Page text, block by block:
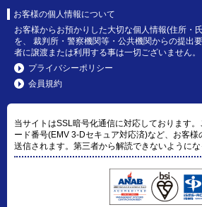
お客様の個人情報について
お客様からお預かりした大切な個人情報(住所・
を、 裁判所・警察機関等・公共機関からの提出
者に譲渡または利用する事は一切ございません。
プライバシーポリシー
会員規約
当サイトはSSL暗号化通信に対応しております
ード番号(EMV 3-Dセキュア対応済)など、お客様
送信されます。第三者から解読できないようにな